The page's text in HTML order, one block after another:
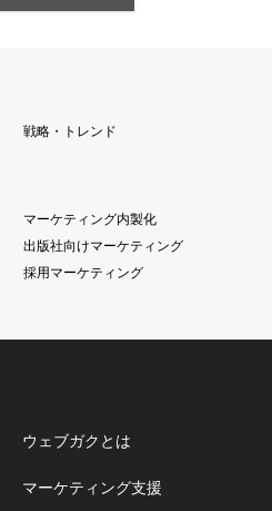
戦略・トレンド
マーケティング内製化
出版社向けマーケティング
採用マーケティング
ウェブガクとは
マーケティング支援